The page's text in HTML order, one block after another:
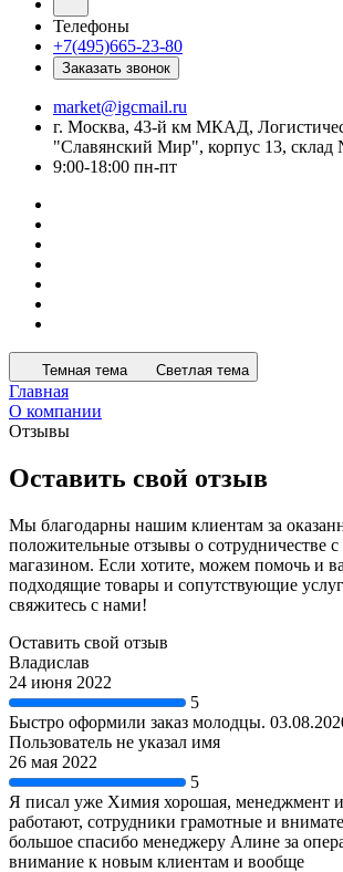
Телефоны
+7(495)665-23-80
Заказать звонок
market@igcmail.ru
г. Москва, 43-й км МКАД,
"Славянский Мир", корпус 13, склад
9:00-18:00 пн-пт
Темная тема Светлая тема
Главная
О компании
Отзывы
Оставить свой отзыв
Мы благодарны нашим клиентам за
положительные отзывы о сотрудничестве
магазином. Если хотите, можем помочь и
подходящие товары и сопутствующие
свяжитесь с нами!
Оставить свой отзыв
Владислав
24 июня 2022
5
Быстро оформили заказ молодцы.
Пользователь не указал имя
26 мая 2022
5
Я писал уже Химия хорошая, менеджмент и
работают, сотрудники грамотные и
большое спасибо менеджеру Алине за
внимание к новым клиентам и вообще